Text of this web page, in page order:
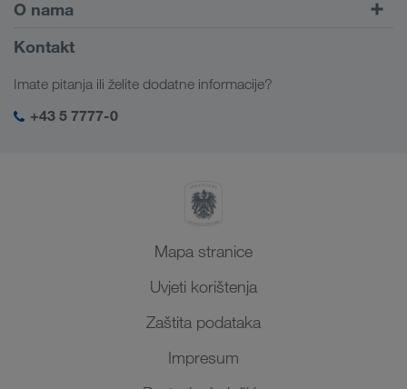
Portal za klijente CONNECT
Digitalna rješenja
Rješenja prema branši
Europa
Kavkaz
Srednja Azija
Bliski Istok
O nama
Informacije o poduzeću
Društvena odgovornost
SHEQ-menadžment
Kontakt
Imate pitanja ili želite dodatne informacije?
+43 5 7777-0
Mapa stranice
Uvjeti korištenja
Zaštita podataka
Impresum